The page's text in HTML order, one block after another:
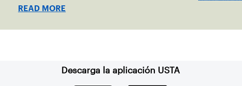
READ MORE
Descarga la aplicación USTA